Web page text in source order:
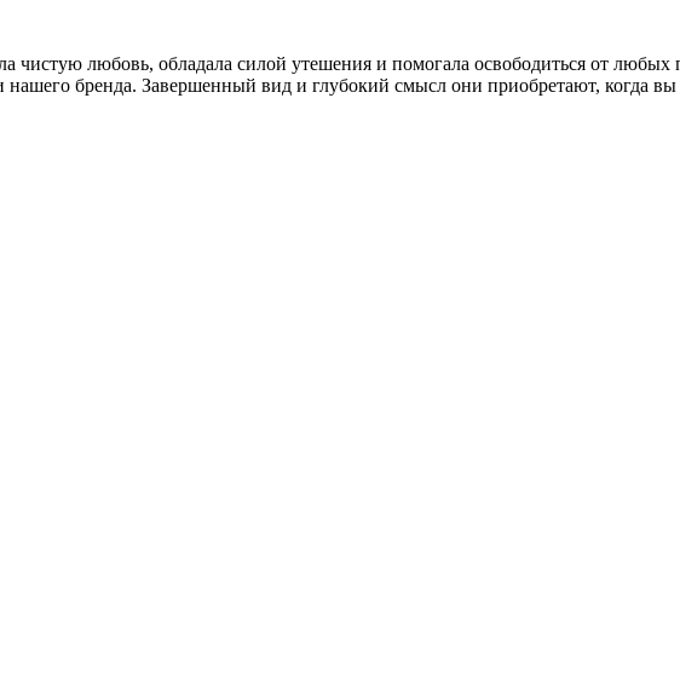
чистую любовь, обладала силой утешения и помогала освободиться от
бренда. Завершенный вид и глубокий смысл они приобретают, когда